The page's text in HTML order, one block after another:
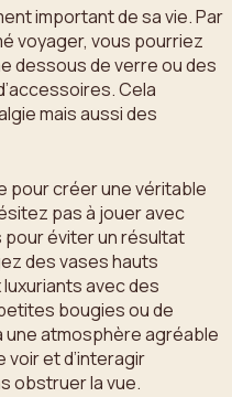
important de sa vie. Par
voyager, vous pourriez
dessous de verre ou des
Cela
mais aussi des
pour créer une véritable
pas à jouer avec
éviter un résultat
des vases hauts
avec des
bougies ou de
atmosphère agréable
et d’interagir
obstruer la vue.